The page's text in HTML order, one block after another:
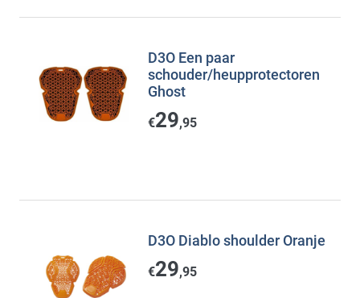
D3O Een paar
schouder/heupprotectoren
Ghost
€29,95
D3O Diablo shoulder Oranje
€29,95